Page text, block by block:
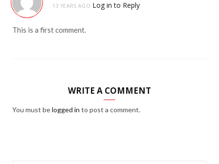
13 YEARS AGO Log in to Reply
This is a first comment.
WRITE A COMMENT
You must belogged in to post a comment.